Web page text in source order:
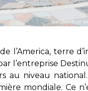
l’America, terre
l’entreprise
niveau
mondiale. Ce